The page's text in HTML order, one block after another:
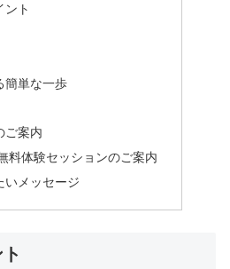
ント
簡単な一歩
ご案内
料体験セッションのご案内
いメッセージ